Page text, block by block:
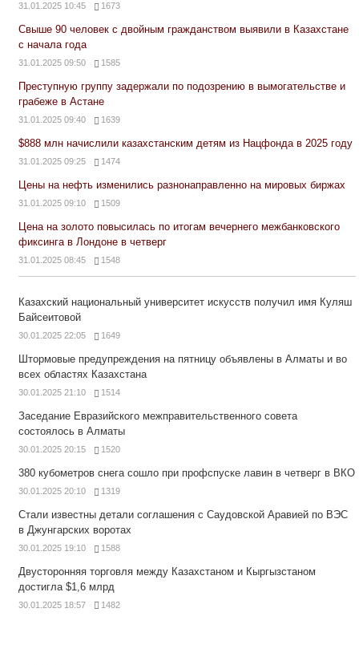
31.01.2025 10:45 1673
Свыше 90 человек с двойным гражданством выявили в Казахстане
с начала года
31.01.2025 09:50 1585
Преступную группу задержали по подозрению в вымогательстве и
грабеже в Астане
31.01.2025 09:40 1639
$888 млн начислили казахстанским детям из Нацфонда в 2025 году
31.01.2025 09:25 1474
Цены на нефть изменились разнонаправленно на мировых биржах
31.01.2025 09:10 1509
Цена на золото повысилась по итогам вечернего межбанковского
фиксинга в Лондоне в четверг
31.01.2025 08:45 1548
Казахский национальный университет искусств получил имя Куляш
Байсеитовой
30.01.2025 22:05 1649
Штормовые предупреждения на пятницу объявлены в Алматы и во
всех областях Казахстана
30.01.2025 21:10 1514
Заседание Евразийского межправительственного совета
состоялось в Алматы
30.01.2025 20:15 1520
380 кубометров снега сошло при профспуске лавин в четверг в ВКО
30.01.2025 20:10 1319
Стали известны детали соглашения с Саудовской Аравией по ВЭС
в Джунгарских воротах
30.01.2025 19:10 1588
Двусторонняя торговля между Казахстаном и Кыргызстаном
достигла $1,6 млрд
30.01.2025 18:57 1482